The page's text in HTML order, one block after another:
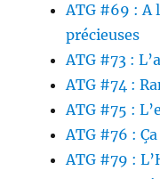
ATG #69 : A
précieuses
ATG #73 :
ATG #74 :
ATG #75 :
ATG #76 :
ATG #79 :